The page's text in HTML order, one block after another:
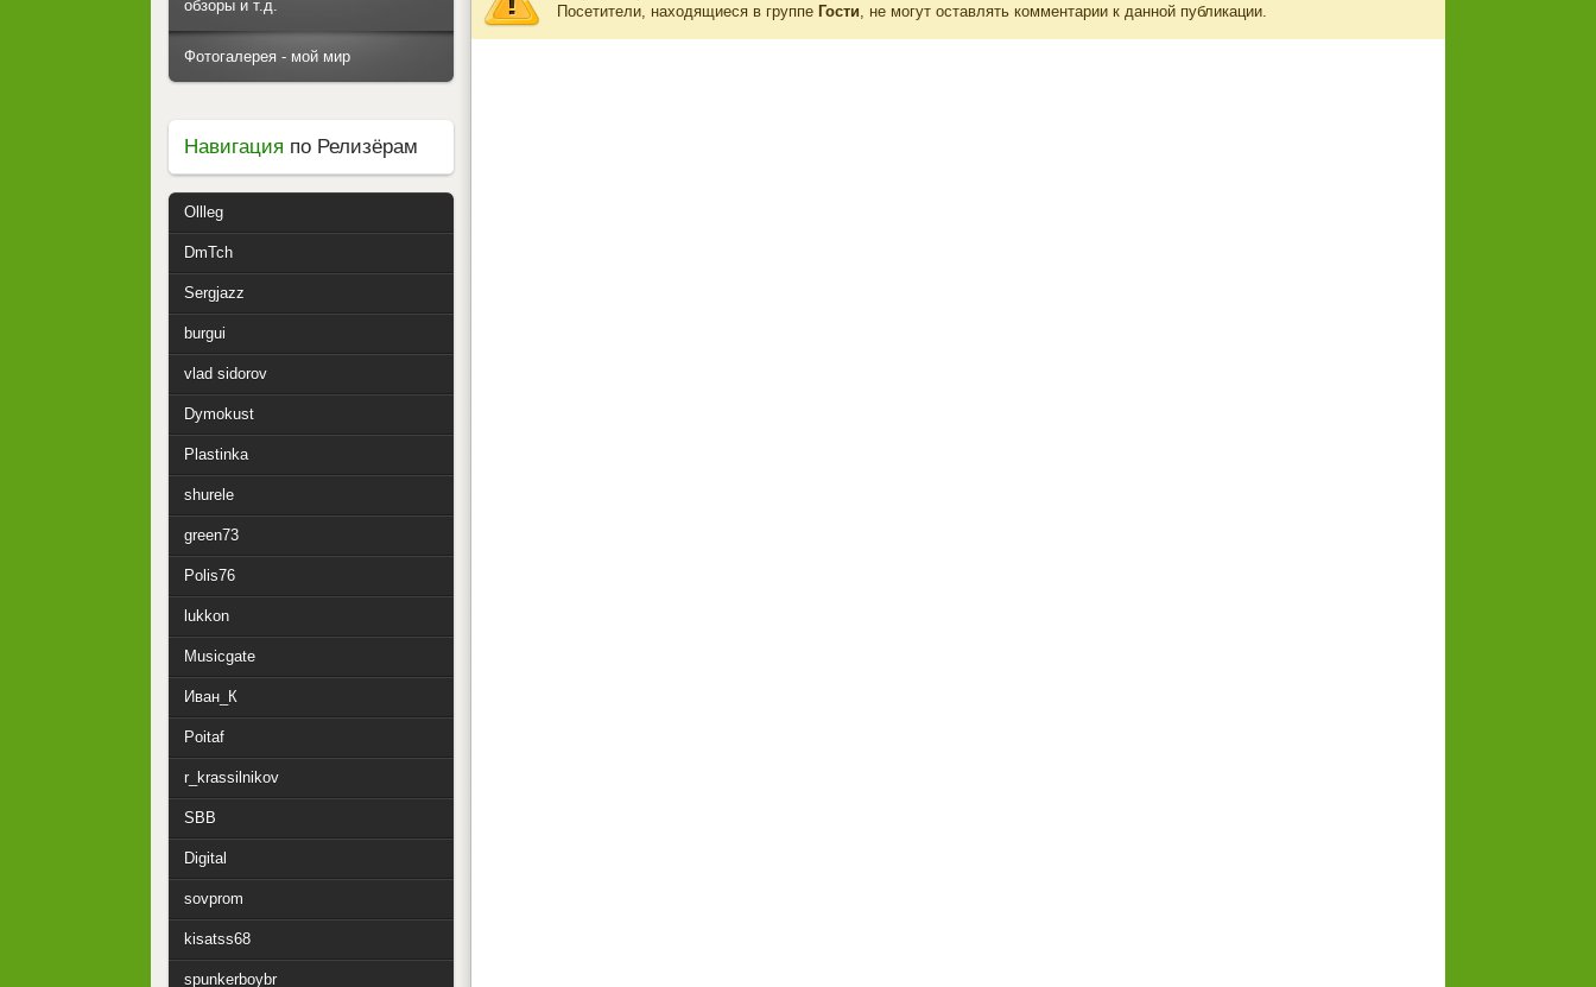
Посетители, находящиеся в группе Гости, не могут оставлять комментарии к данной публикации.
обзоры и т.д.
Фотогалерея - мой мир
Навигация по Релизёрам
Ollleg
DmTch
Sergjazz
burgui
vlad sidorov
Dymokust
Plastinka
shurele
green73
Polis76
lukkon
Musicgate
Иван_К
Poitaf
r_krassilnikov
SBB
Digital
sovprom
kisatss68
spunkerboybr